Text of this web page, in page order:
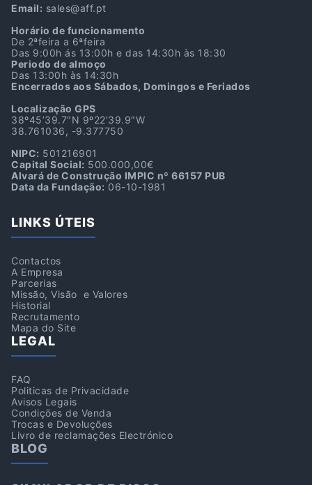
Email: sales@aff.pt
Horário de funcionamento
De 2ªfeira a 6ªfeira
Das 9:00h ás 13:00h e das 14:30h às 18:30
Periodo de almoço
Das 13:00h às 14:30h
Encerrados aos Sábados, Domingos e Feriados
Localização GPS
38º45’39.7″N 9º22’39.9″W
38.761036, -9.377750
NIPC: 501216901
Capital Social: 500.000,00€
Alvará de Construção IMPIC nº 66157 PUB
Data da Fundação: 06-10-1981
LINKS ÚTEIS
Contactos
A Empresa
Parcerias
Missão, Visão e Valores
Historial
Recrutamento
Mapa do Site
LEGAL
FAQ
Politicas de Privacidade
Avisos Legais
Condições de Venda
Trocas e Devoluções
Livro de reclamações Electrónico
BLOG